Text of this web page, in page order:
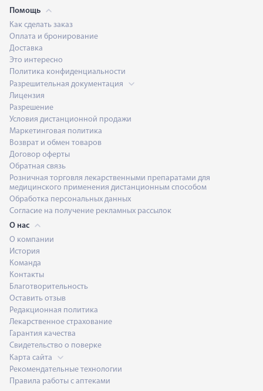
Помощь
Как сделать заказ
Оплата и бронирование
Доставка
Это интересно
Политика конфиденциальности
Разрешительная документация
Лицензия
Разрешение
Условия дистанционной продажи
Маркетинговая политика
Возврат и обмен товаров
Договор оферты
Обратная связь
Розничная торговля лекарственными препаратами для
медицинского применения дистанционным способом
Обработка персональных данных
Согласие на получение рекламных рассылок
О нас
О компании
История
Команда
Контакты
Благотворительность
Оставить отзыв
Редакционная политика
Лекарственное страхование
Гарантия качества
Свидетельство о поверке
Карта сайта
Рекомендательные технологии
Правила работы с аптеками